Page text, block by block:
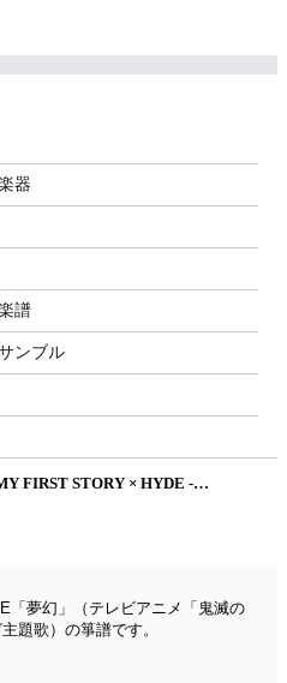
器
譜
ンブル
MY FIRST STORY × HYDE - 箏譜 夢幻（二重奏） (テレビアニメ「鬼滅の刃」柱稽古編オープニング主題歌) by 織姫
「夢幻」（テレビアニメ「鬼滅の
題歌）の箏譜です。